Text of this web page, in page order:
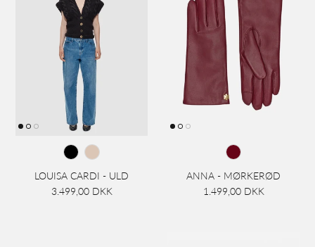
LOUISA CARDI - ULD
3.499,00 DKK
ANNA - MØRKERØD
1.499,00 DKK